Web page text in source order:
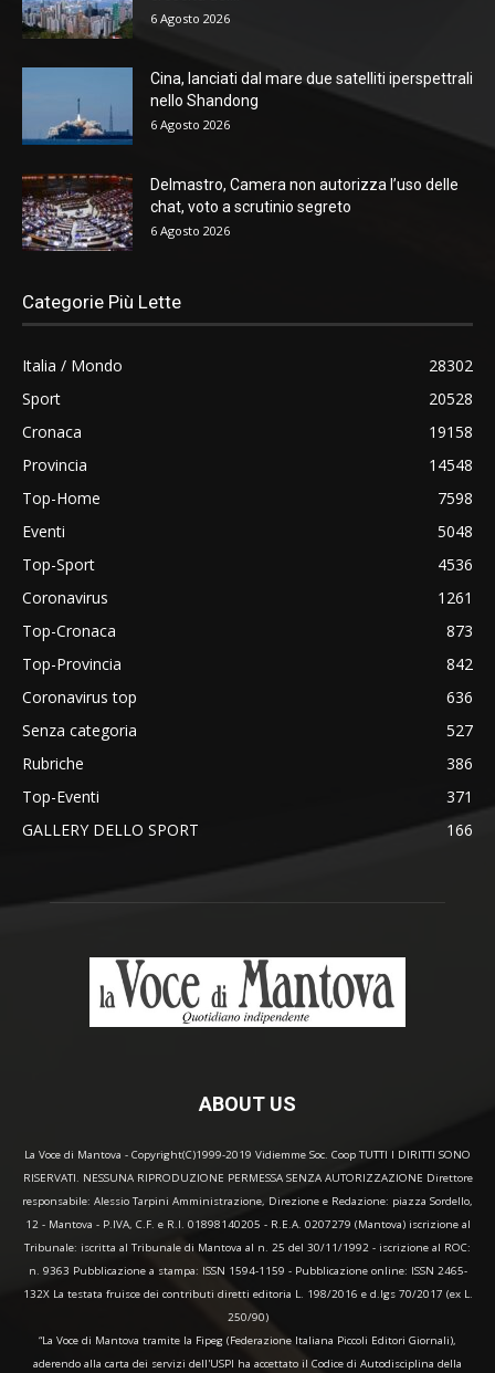
6 Agosto 2026
Cina, lanciati dal mare due satelliti iperspettrali
nello Shandong
6 Agosto 2026
Delmastro, Camera non autorizza l’uso delle
chat, voto a scrutinio segreto
6 Agosto 2026
Categorie Più Lette
Italia / Mondo
28302
Sport
20528
Cronaca
19158
Provincia
14548
Top-Home
7598
Eventi
5048
Top-Sport
4536
Coronavirus
1261
Top-Cronaca
873
Top-Provincia
842
Coronavirus top
636
Senza categoria
527
Rubriche
386
Top-Eventi
371
GALLERY DELLO SPORT
166
ABOUT US
La Voce di Mantova - Copyright(C)1999-2019 Vidiemme Soc. Coop TUTTI I DIRITTI SONO
RISERVATI. NESSUNA RIPRODUZIONE PERMESSA SENZA AUTORIZZAZIONE Direttore
responsabile: Alessio Tarpini Amministrazione, Direzione e Redazione: piazza Sordello,
12 - Mantova - P.IVA, C.F. e R.I. 01898140205 - R.E.A. 0207279 (Mantova) iscrizione al
Tribunale: iscritta al Tribunale di Mantova al n. 25 del 30/11/1992 - iscrizione al ROC:
n. 9363 Pubblicazione a stampa: ISSN 1594-1159 - Pubblicazione online: ISSN 2465-
132X La testata fruisce dei contributi diretti editoria L. 198/2016 e d.lgs 70/2017 (ex L.
250/90)
“La Voce di Mantova tramite la Fipeg (Federazione Italiana Piccoli Editori Giornali),
aderendo alla carta dei servizi dell'USPI ha accettato il Codice di Autodisciplina della